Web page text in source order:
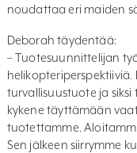
noudattaa eri maiden
Deborah täydentää:
– Tuotesuunnittelijan
turvallisuustuote ja siksi
kykene täyttämään
tuotettamme.
Sen jälkeen siirrymme